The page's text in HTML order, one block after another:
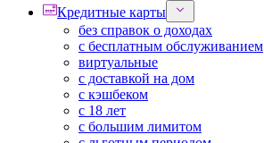
Кредитные карты
без справок о доходах
с бесплатным обслуживанием
виртуальные
с доставкой на дом
с кэшбеком
с 18 лет
с большим лимитом